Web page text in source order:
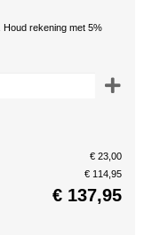
Houd rekening met 5%
€ 23,00
€ 114,95
€ 137,95